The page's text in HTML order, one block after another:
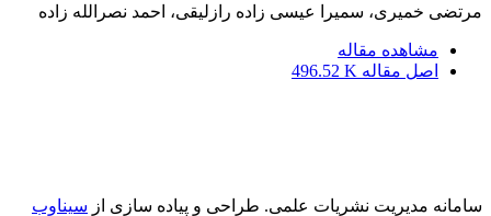
مرتضی خمیری، سمیرا عیسی زاده رازلیقی، احمد نصرالله زاده
مشاهده مقاله
اصل مقاله 496.52 K
سامانه مدیریت نشریات علمی. طراحی و پیاده سازی از سیناوب